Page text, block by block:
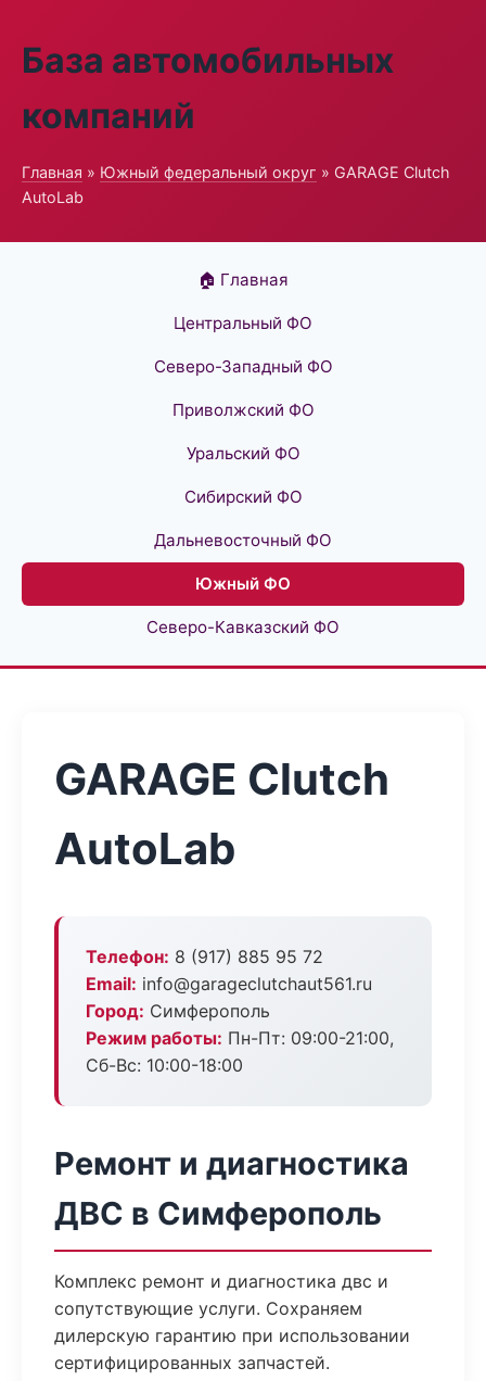
База автомобильных
компаний
Главная » Южный федеральный округ » GARAGE Clutch
AutoLab
🏠 Главная
Центральный ФО
Северо-Западный ФО
Приволжский ФО
Уральский ФО
Сибирский ФО
Дальневосточный ФО
Южный ФО
Северо-Кавказский ФО
GARAGE Clutch
AutoLab
Телефон: 8 (917) 885 95 72
Email: info@garageclutchaut561.ru
Город: Симферополь
Режим работы: Пн-Пт: 09:00-21:00,
Сб-Вс: 10:00-18:00
Ремонт и диагностика
ДВС в Симферополь
Комплекс ремонт и диагностика двс и
сопутствующие услуги. Сохраняем
дилерскую гарантию при использовании
сертифицированных запчастей.